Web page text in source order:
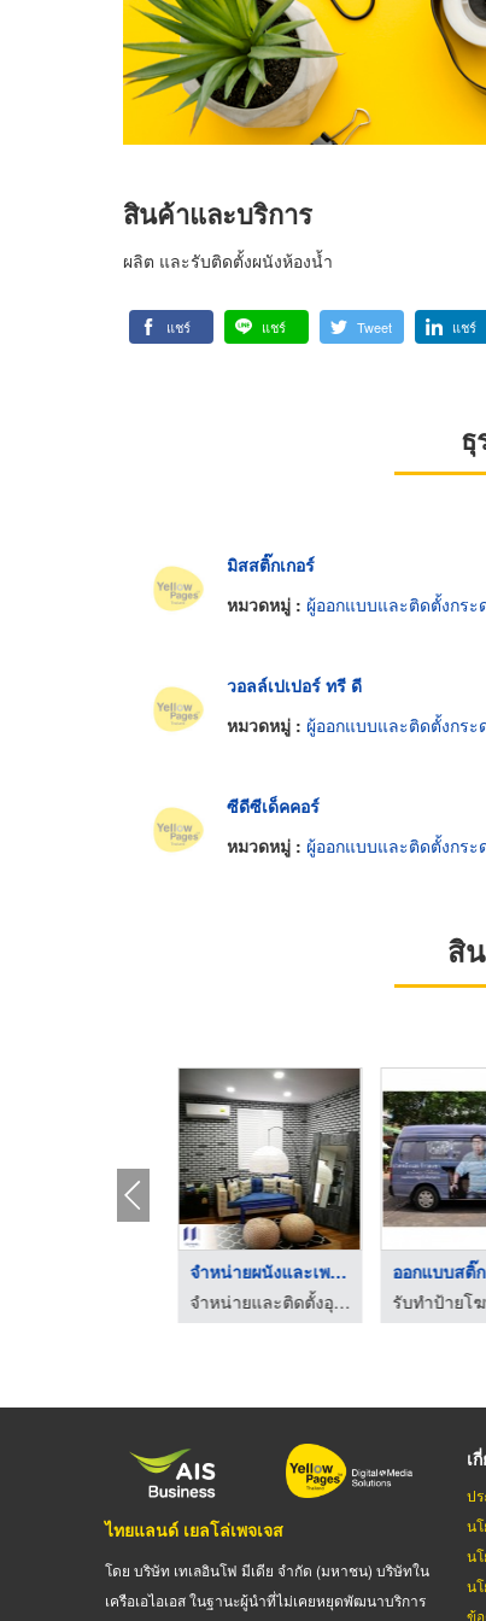
สินค้าและบริการ
ผลิต และรับติดตั้งผนังห้องน้ำ
แชร์ แชร์ Tweet แชร์
ธุ
มิสสติ๊กเกอร์
หมวดหมู่ : ผู้ออกแบบและติดตั้งกระดาษปิ
วอลล์เปเปอร์ ทรี ดี
หมวดหมู่ : ผู้ออกแบบและติดตั้งกระดาษปิ
ซีดีซีเด็คคอร์
หมวดหมู่ : ผู้ออกแบบและติดตั้งกระดาษปิ
สิ
จำหน่ายผนังและเพดานก ...
จำหน่ายและติดตั้งอุปกรณ์ห้องเย็น - ไอโซ พาแนล
ไทยแลนด์ เยลโล่เพจเจส
โดย บริษัท เทเลอินโฟ มีเดีย จำกัด (มหาชน) บริษัทใน
เครือเอไอเอส ในฐานะผู้นำที่ไม่เคยหยุดพัฒนาบริการ
เ
ป
น
น
น
ข้